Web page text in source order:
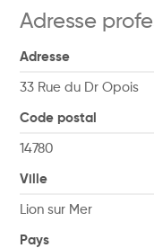
Adresse
Adresse
33 Rue du Dr Opois
Code postal
14780
Ville
Lion sur Mer
Pays